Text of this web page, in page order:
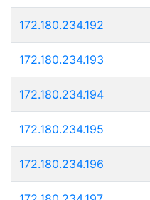
172.180.234.192
172.180.234.193
172.180.234.194
172.180.234.195
172.180.234.196